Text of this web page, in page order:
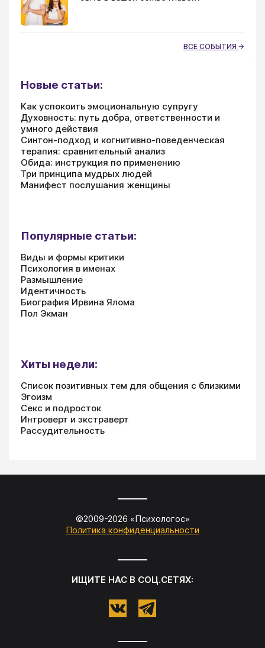
ВСЕ СОБЫТИЯ
Новые статьи:
Как успокоить эмоциональную супругу
Духовность: путь добра, ответственности и
умного действия
Синтон-подход и когнитивно-поведенческая
терапия: сравнительный анализ
Обида: инструкция по применению
Три принципа мудрых людей
Манифест послушания женщины
Популярные статьи:
Виды и формы критики
Психология в именах
Размышление
Идентичность
Биография Ирвина Ялома
Пол Экман
Хиты недели:
Список позитивных тем для общения с близкими
Эгоизм
Секс и подросток
Интроверт и экстраверт
Рассудительность
©2009-2026 «Психологос»
Политика конфиденциальности
ИЩИТЕ НАС В СОЦ.СЕТЯХ: